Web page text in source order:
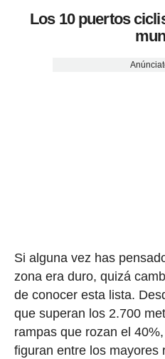
Los 10 puertos
Si alguna vez has
zona era duro, quizá
de conocer esta lista.
que superan los 2.700
rampas que rozan el
figuran entre los mayores